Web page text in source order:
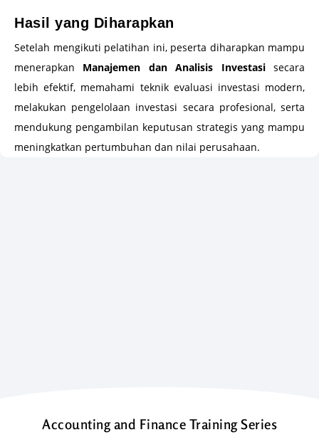
Hasil yang Diharapkan
Setelah mengikuti pelatihan ini, peserta diharapkan mampu
menerapkan Manajemen dan Analisis Investasisecara
lebih efektif, memahami teknik evaluasi investasi modern,
melakukan pengelolaan investasi secara profesional, serta
mendukung pengambilan keputusan strategis yang mampu
meningkatkan pertumbuhan dan nilai perusahaan.
Accounting and Finance Training Series